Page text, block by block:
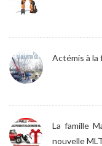
Actémis à la
La famille
nouvelle